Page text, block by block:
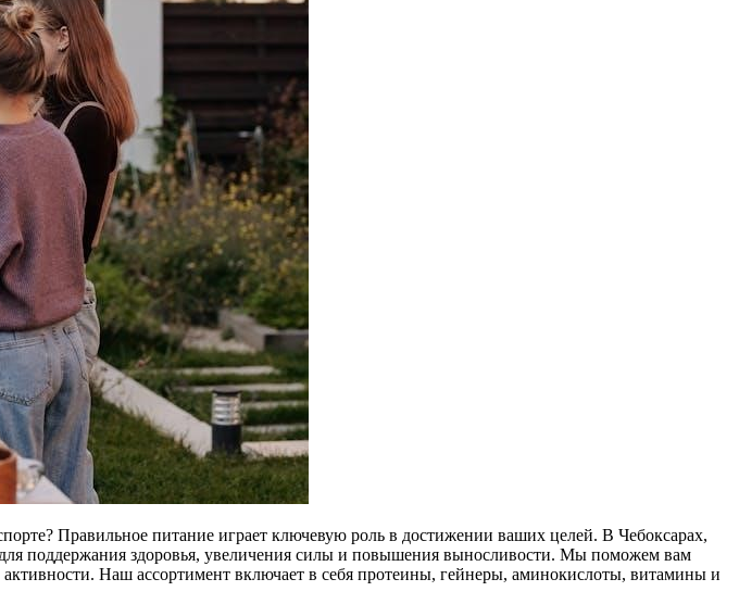
Правильное питание играет ключевую роль в достижении ваших целей. В Чебоксарах,
поддержания здоровья, увеличения силы и повышения выносливости. Мы поможем вам
Наш ассортимент включает в себя протеины, гейнеры, аминокислоты, витамины и